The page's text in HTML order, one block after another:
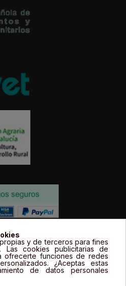
expresados en Euros e
marcas, logotipos y fotos de
legal de sus propietarios y
a título informativo.
y de terceros para fines
Las cookies publicitarias de
ofrecerte funciones de redes
¿Aceptas estas
de datos personales